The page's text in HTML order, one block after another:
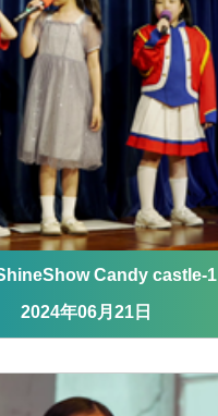
Candy castle-1
2024年06月21日